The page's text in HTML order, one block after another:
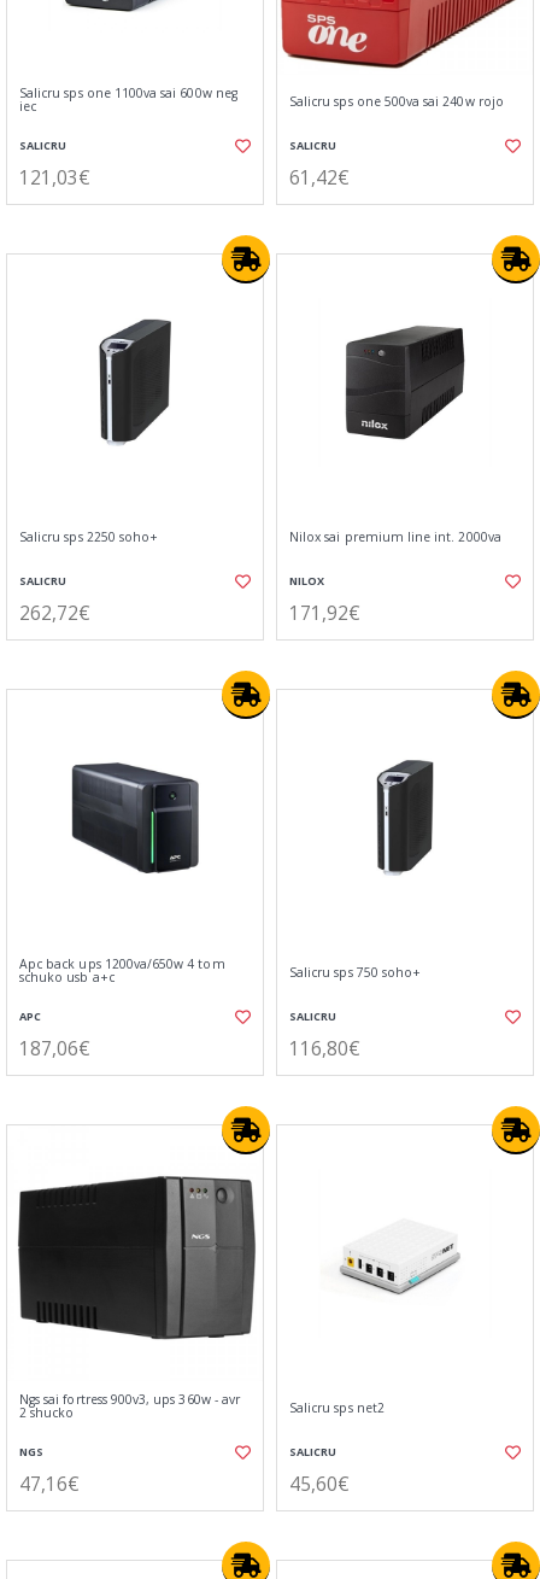
Salicru sps one 1100va sai 600w neg
iec
SALICRU
121,03€
Salicru sps one 500va sai 240w rojo
SALICRU
61,42€
Salicru sps 2250 soho+
SALICRU
262,72€
Nilox sai premium line int. 2000va
NILOX
171,92€
Apc back ups 1200va/650w 4 tom
schuko usb a+c
APC
187,06€
Salicru sps 750 soho+
SALICRU
116,80€
Ngs sai fortress 900v3, ups 360w - avr
2 shucko
NGS
47,16€
Salicru sps net2
SALICRU
45,60€